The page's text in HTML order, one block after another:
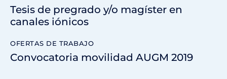
Tesis de pregrado y/o magíster en
canales iónicos
OFERTAS DE TRABAJO
Convocatoria movilidad AUGM 2019